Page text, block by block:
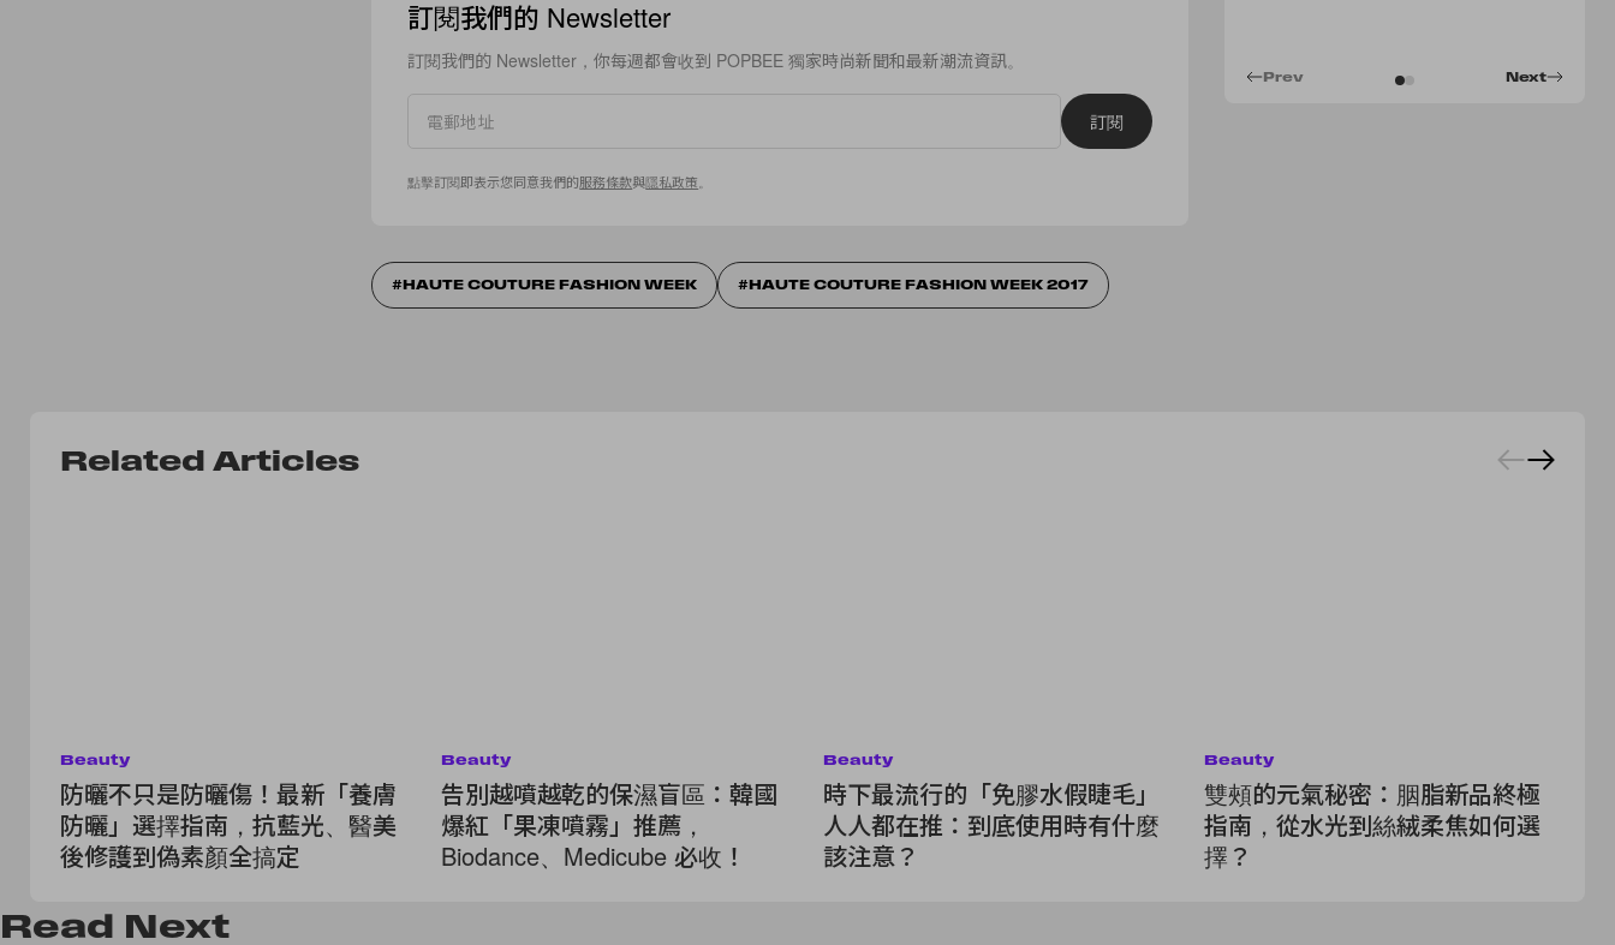
訂閱我們的 Newsletter
訂閱我們的 Newsletter，你每週都會收到 POPBEE 獨家時尚新聞和最新潮流資訊。
訂閱
點擊訂閱即表示您同意我們的服務條款與隱私政策
HAUTE COUTURE FASHION WEEK HAUTE COUTURE FASHION WEEK 2017
Next
Prev
Related Articles
Beauty
防曬不只是防曬傷！最新「養膚
防曬」選擇指南，抗藍光、醫美
後修護到偽素顏全搞定
Beauty
告別越噴越乾的保濕盲區：韓國
爆紅「果凍噴霧」推薦，
Biodance、Medicube 必收！
Beauty
時下最流行的「免膠水假睫毛」
人人都在推：到底使用時有什麼
該注意？
Beauty
雙頰的元氣秘密：胭脂新品終極
指南，從水光到絲絨柔焦如何選
擇？
Read Next